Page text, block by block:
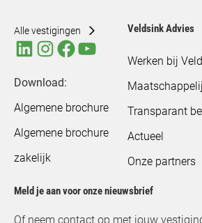
Alle vestigingen
Download:
Algemene brochure
Algemene brochure
zakelijk
Veldsink Advies
Werken bij
Transparant
Actueel
Onze partners
Meld je aan voor onze nieuwsbrief
Of neem contact op met jouw